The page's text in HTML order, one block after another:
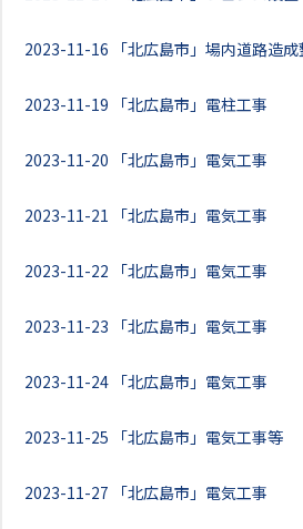
2023-11-16 「北広島市」場内道路造
2023-11-19 「北広島市」電柱工事
2023-11-20 「北広島市」電気工事
2023-11-21 「北広島市」電気工事
2023-11-22 「北広島市」電気工事
2023-11-23 「北広島市」電気工事
2023-11-24 「北広島市」電気工事
2023-11-25 「北広島市」電気工事等
2023-11-27 「北広島市」電気工事